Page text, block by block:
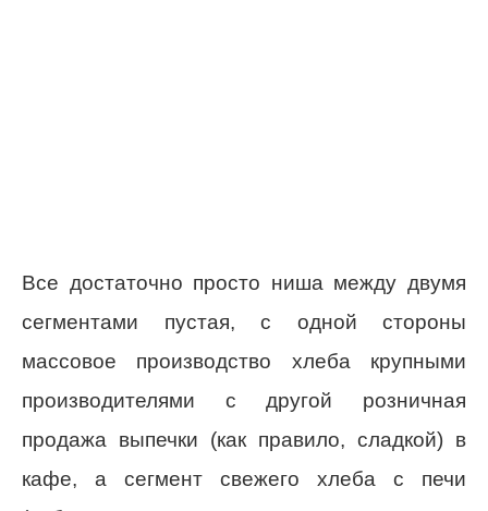
Все достаточно просто ниша между двумя
сегментами пустая, с одной стороны
массовое производство хлеба крупными
производителями с другой розничная
продажа выпечки (как правило, сладкой) в
кафе, а сегмент свежего хлеба с печи